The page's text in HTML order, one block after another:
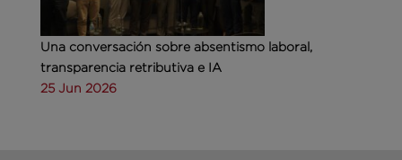
Una conversación sobre absentismo laboral,
transparencia retributiva e IA
25 Jun 2026